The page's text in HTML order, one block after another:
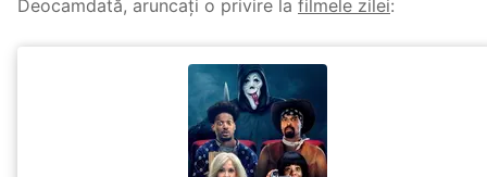
Deocamdată, aruncați o privire la filmele zilei: